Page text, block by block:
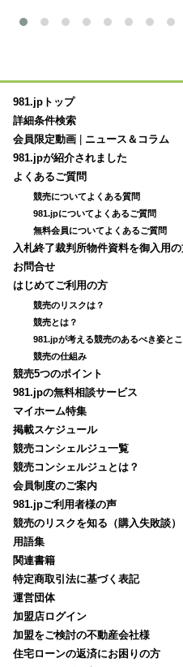
981.jpトップ
詳細条件検索
会員限定動画
ニュース＆コラム
981.jpが紹介されました
よくあるご質問
競売についてよくある質問
981.jpについてよくあるご質問
無料会員についてよくあるご質問
入札終了裁判所物件資料を御入用
お問合せ
はじめてご利用の方
競売のリスクは？
競売とは？
981.jpが考える競売のあるべき姿と
競売の仕組み
競売5つのポイント
981.jpの無料相談サービス
マイホーム特集
掲載スケジュール
競売コンシェルジュ一覧
競売コンシェルジュとは？
会員制度のご案内
981.jpご利用者様の声
競売のリスクを知る（購入失敗談）
用語集
関連書籍
特定商取引法に基づく表記
運営団体
加盟店ログイン
加盟をご検討の不動産会社様
住宅ローンの返済にお困りの方